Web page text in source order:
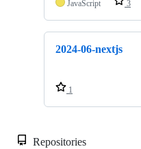
JavaScript 3
2024-06-nextjs
1
Repositories